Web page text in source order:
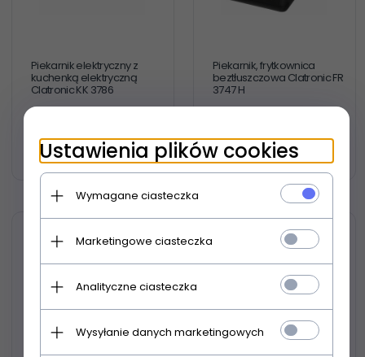
Piekarnik elektryczny z
kuchenką elektryczną
Clatronic KK 3786
579,40 PLN
Piekarnik, frytkownica
beztłuszczowa Clatronic FR
3747 H
529,80PLN
Ustawienia plików cookies
Wymagane ciasteczka
Marketingowe ciasteczka
Analityczne ciasteczka
Wysyłanie danych marketingowych